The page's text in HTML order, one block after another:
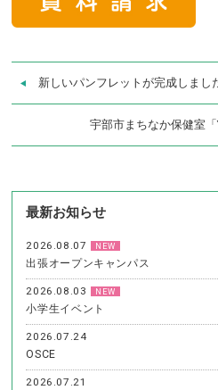
新しいパンフレットが完成しまし
宇部市まちなか保健室
最新お知らせ
2026.08.07 NEW
出張オープンキャンパス
2026.08.03 NEW
小学生イベント
2026.07.24
OSCE
2026.07.21